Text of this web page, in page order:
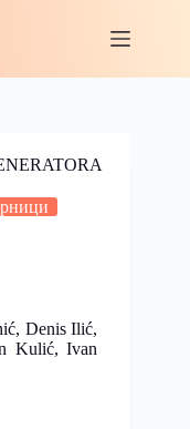
Denis Ilić,
Kulić, Ivan